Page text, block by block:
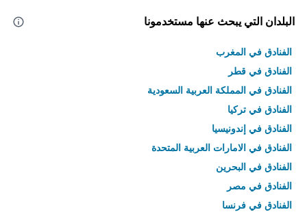
البلدان التي يبحث عنها مستخدمونا
الفنادق في المغرب
الفنادق في قطر
الفنادق في المملكة العربية السعودية
الفنادق في تركيا
الفنادق في إندونيسيا
الفنادق في الامارات العربية المتحدة
الفنادق في البحرين
الفنادق في مصر
الفنادق في فرنسا